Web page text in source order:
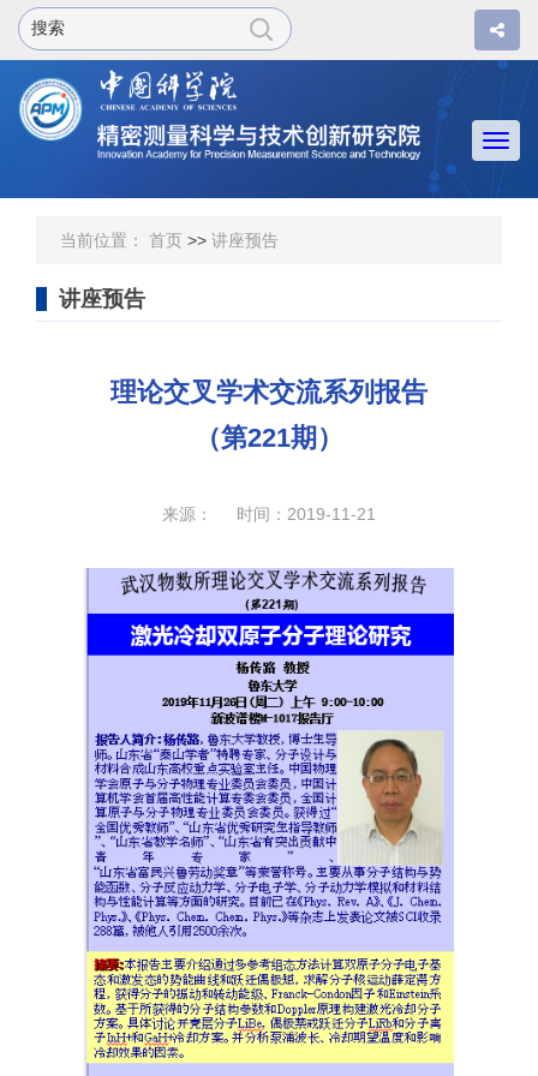
当前位置： 首页 >> 讲座预告
讲座预告
理论交叉学术交流系列报告
（第221期）
来源： 时间：2019-11-21